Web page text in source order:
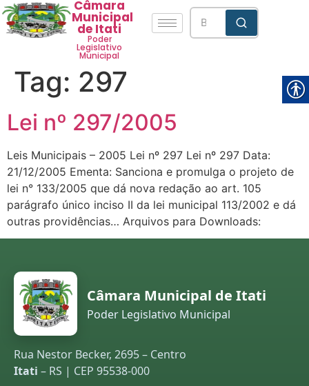
Câmara
Municipal
de Itati
Poder
Legislativo
Municipal
Tag: 297
Lei nº 297/2005
Leis Municipais – 2005 Lei nº 297 Lei nº 297 Data:
21/12/2005 Ementa: Sanciona e promulga o projeto de
lei n° 133/2005 que dá nova redação ao art. 105
parágrafo único inciso II da lei municipal 113/2002 e dá
outras providências… Arquivos para Downloads:
Câmara Municipal de Itati
Poder Legislativo Municipal
Rua Nestor Becker, 2695 – Centro
Itati – RS | CEP 95538-000